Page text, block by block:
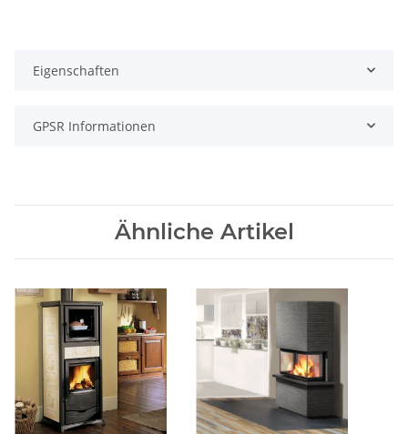
Eigenschaften
GPSR Informationen
Ähnliche Artikel